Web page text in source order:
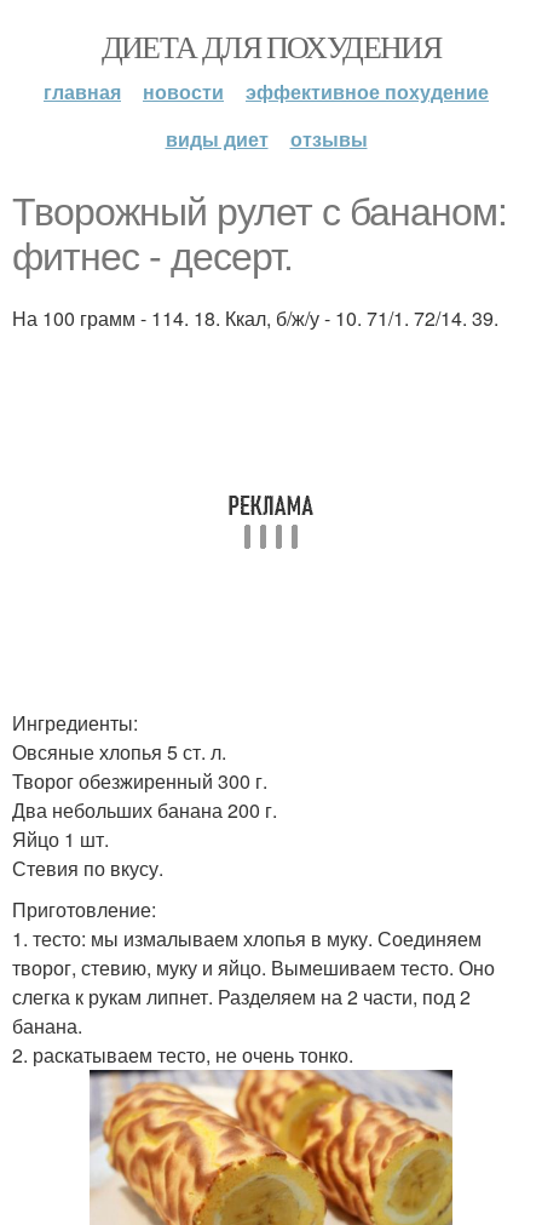
ДИЕТА ДЛЯ ПОХУДЕНИЯ
главная новости
эффективное похудение
виды диет
отзывы
Творожный рулет с бананом:
фитнес - десерт.
На 100 грамм - 114. 18. Ккал, б/ж/у - 10. 71/1. 72/14. 39.
Ингредиенты:
Овсяные хлопья 5 ст. л.
Творог обезжиренный 300 г.
Два небольших банана 200 г.
Яйцо 1 шт.
Стевия по вкусу.
Приготовление:
1. тесто: мы измалываем хлопья в муку. Соединяем
творог, стевию, муку и яйцо. Вымешиваем тесто. Оно
слегка к рукам липнет. Разделяем на 2 части, под 2
банана.
2. раскатываем тесто, не очень тонко.